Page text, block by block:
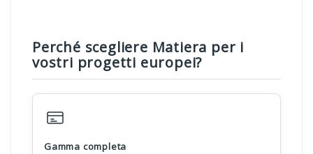
Perché scegliere Matiera per i
vostri progetti europei?
Gamma completa